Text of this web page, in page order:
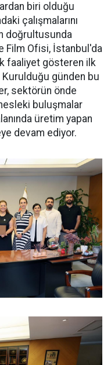
biri olduğu
çalışmalarını
doğrultusunda
Film Ofisi, İstanbul'da
faaliyet gösteren ilk
günden bu
sektörün önde
buluşmalar
üretim yapan
devam ediyor.